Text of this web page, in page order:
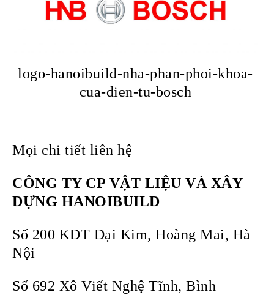
logo-hanoibuild-nha-phan-phoi-khoa-
cua-dien-tu-bosch
Mọi chi tiết liên hệ
CÔNG TY CP VẬT LIỆU VÀ XÂY
DỰNG HANOIBUILD
Số 200 KĐT Đại Kim, Hoàng Mai, Hà
Nội
Số 692 Xô Viết Nghệ Tĩnh, Bình